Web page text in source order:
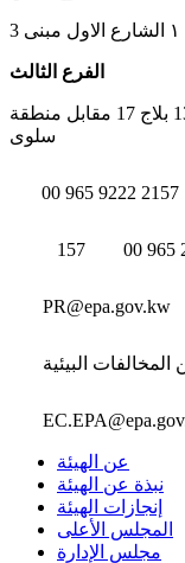
الفرع الثالث
شاطئ انجفة - شارع التعاون - قطعه 13 بلاج 17 مقابل منطقة
سلوى
00 965 9222 2157
157 00 965
PR@epa.gov.kw
البيئية
عن الهيئة
نبذة عن الهيئة
إنجازات الهيئة
المجلس الأعلى
مجلس الإدارة